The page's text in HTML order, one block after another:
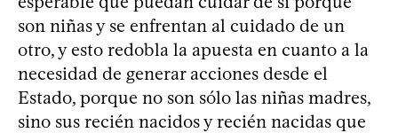
son niñas y se enfrentan al cuidado de un
otro, y esto redobla la apuesta en cuanto a la
necesidad de generar acciones desde el
Estado, porque no son sólo las niñas madres,
sino sus recién nacidos y recién nacidas que